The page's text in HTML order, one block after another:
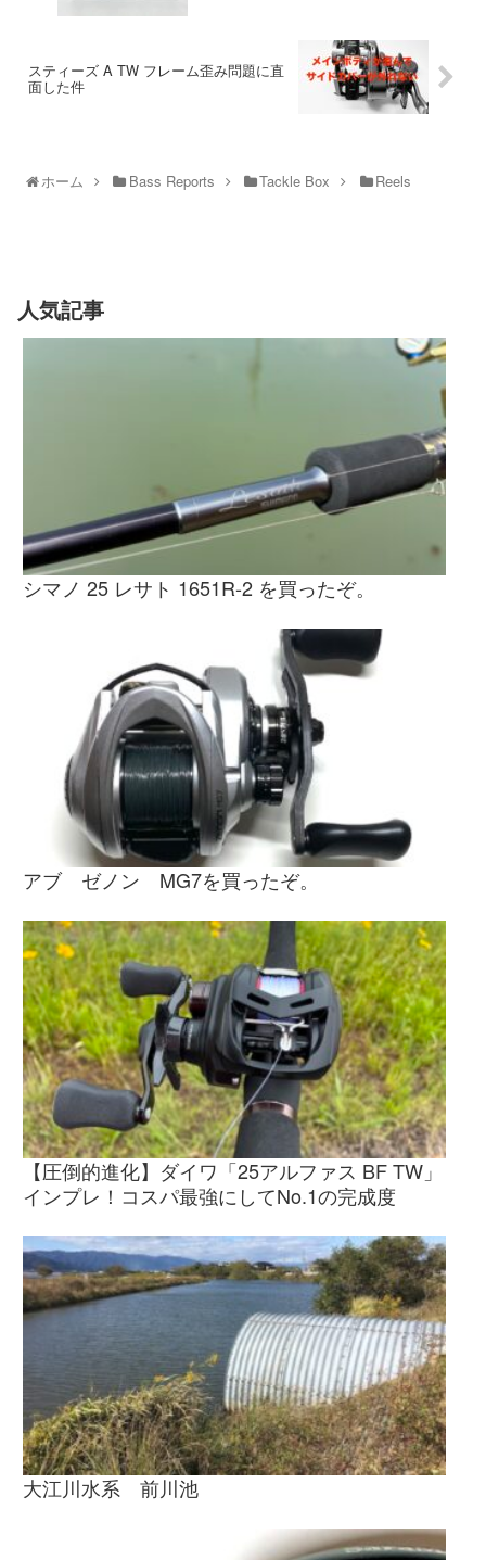
スティーズ A TW フレーム歪み問題に直
面した件
ホーム Bass Reports Tackle Box Reels
人気記事
シマノ 25 レサト 1651R-2 を買ったぞ。
アブ ゼノン MG7を買ったぞ。
【圧倒的進化】ダイワ「25アルファス BF TW」
インプレ！コスパ最強にしてNo.1の完成度
大江川水系 前川池